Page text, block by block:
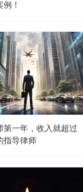
！
第一年，收入就超过
指导律师